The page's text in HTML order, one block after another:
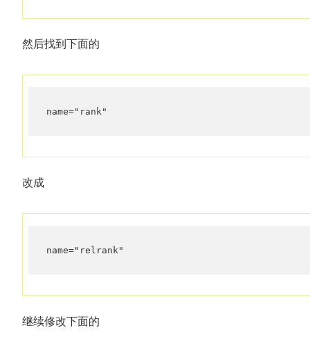
然后找到下面的
name="rank"
改成
name="relrank"
继续修改下面的